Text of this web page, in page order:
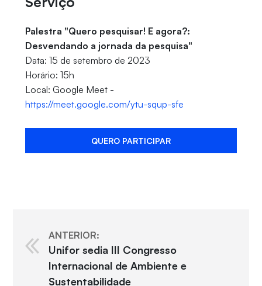
Palestra "Quero pesquisar! E agora?:
Desvendando a jornada da pesquisa"
Data: 15 de setembro de 2023
Horário: 15h
Local: Google Meet -
https://meet.google.com/ytu-squp-sfe
QUERO PARTICIPAR
ANTERIOR:
Unifor sedia III Congresso
Internacional de Ambiente e
Sustentabilidade